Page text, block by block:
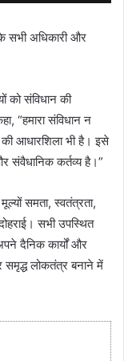
सभी अधिकारी और
को संविधान की
“हमारा संविधान न
आधारशिला भी है। इसे
कर्तव्य है।”
समता, स्वतंत्रता,
सभी उपस्थित
दैनिक कार्यों और
लोकतंत्र बनाने में